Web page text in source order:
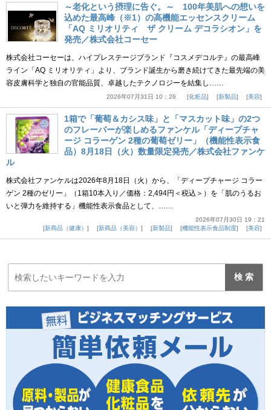
～老化という摂理に告ぐ。～ 100年美肌への想いを
込めた最高峰（※1）の高機能エッセンスクリーム
「AQ ミリオリティ ザ クリーム デコラシオン」を
発売／株式会社コーセー
株式会社コーセーは、ハイプレステージブランド『コスメデコルテ』の最高峰
ライン「AQ ミリオリティ」より、ブランド誕生から磨き続けてきた最先端の美
容皮膚科学と独自の官能品質、卓越したテクノロジーを結集し……
2026年07月31日 10：26 化粧品 新製品 美容
1箱で「葡萄＆カシス味」と「マスカット味」の2つ
のフレーバーが楽しめるファンケル「ディープチャ
ージ コラーゲン 2種の葡萄ゼリー」（機能性表示食
品）8月18日（火）数量限定発売／株式会社ファンケ
ル
株式会社ファンケルは2026年8月18日（火）から、「ディープチャージ コラー
ゲン 2種のゼリー」（1箱10本入り／価格：2,494円＜税込＞）を「肌のうるお
いと弾力を維持する」機能性表示食品として、……
2026年07月30日 19：21
新商品（健康）
新商品（美容） 新製品 機能性表示食品制度 美容